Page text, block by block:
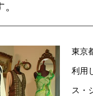
東京
利用
ス・